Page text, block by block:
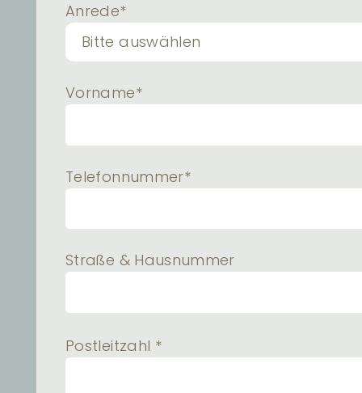
Anrede*
Bitte auswählen
Vorname*
Telefonnummer*
Straße & Hausnummer
Postleitzahl *